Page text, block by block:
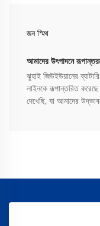
জন স্মিথ
আমাদের উৎপাদনে
ঝুহাই জিউইউয়ানের
লাইনকে রূপান্তরিত
দেখেছি, যা আমাদের